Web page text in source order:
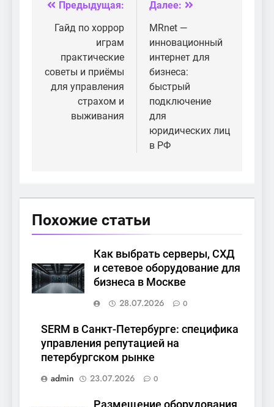
Навигация
по
записям
Предыдущая:
Гайд по хоррор
играм
практические
советы и приёмы
для управления
страхом и
выживания
Далее:
MRnet —
инновационный
интернет для
бизнеса:
быстрый
подключение
для
юридических лиц
в РФ
Похожие статьи
Как выбрать серверы, СХД
и сетевое оборудование для
бизнеса в Москве
28.07.2026
0
SERM в Санкт-Петербурге: специфика
управления репутацией на
петербургском рынке
admin
23.07.2026 0
Размещение оборудования